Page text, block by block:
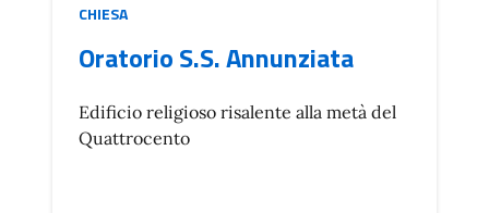
CHIESA
Oratorio S.S. Annunziata
Edificio religioso risalente alla metà del
Quattrocento